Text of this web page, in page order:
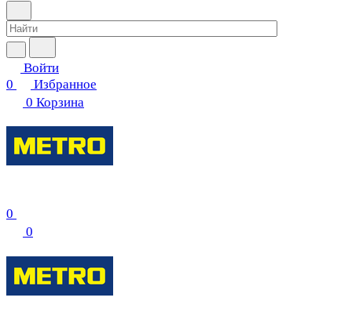
Войти
0
Избранное
0 Корзина
0
0